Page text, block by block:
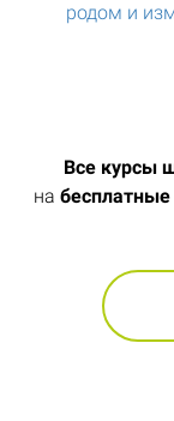
родом и
Все курсы
на